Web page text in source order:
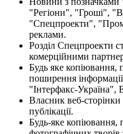
"Регіони", "Гроші",
"Спецпроекти",
реклами.
Розділ Спецпроекти
комерційними
Будь яке копіювання,
поширення
"Інтерфакс-Україна",
Власник веб-сторінки
публікації.
Будь-яке копіювання,